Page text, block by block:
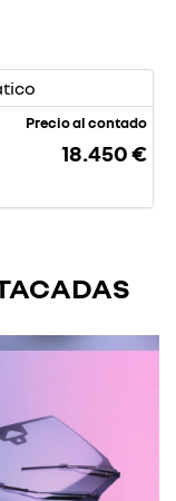
Precio al contado
18.450 €